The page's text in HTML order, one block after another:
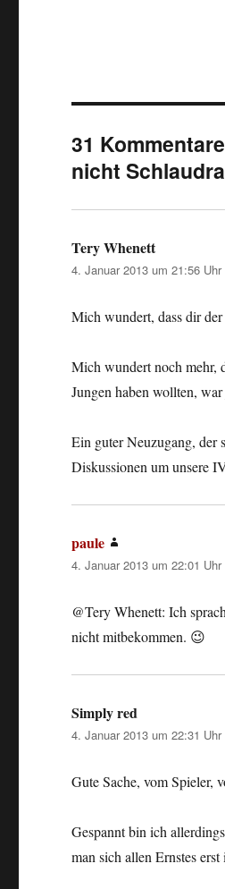
31
nicht
Tery Whenettsagt:
4. Januar 2013 um 21:56 Uhr
Mich wundert, dass dir
Mich wundert noch mehr,
Jungen haben wollten,
Ein guter Neuzugang, der
Diskussionen um unsere
paule
4. Januar 2013 um 22:01 Uhr
@Tery Whenett: Ich
nicht mitbekommen. 😉
Simply red
4. Januar 2013 um 22:31 Uhr
Gute Sache, vom Spieler,
Gespannt bin ich
man sich allen Ernstes